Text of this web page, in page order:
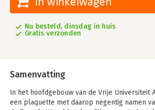
Nu besteld, dinsdag in huis
Gratis verzonden
Samenvatting
In het hoofdgebouw van de Vrije Universiteit
een plaquette met daarop negentig namen